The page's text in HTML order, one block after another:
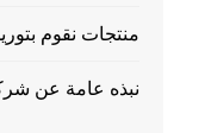
منتجات نقوم
نبذه عامة عن